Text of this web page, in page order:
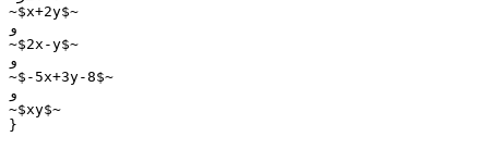
~$x+2y$~
و
~$2x-y$~
و
~$-5x+3y-8$~
و
~$xy$~
}